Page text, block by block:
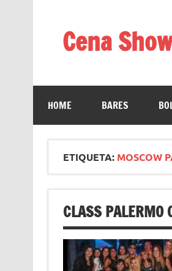
Cena
HOME BARES
ETIQUETA: MOSCOW
CLASS PALERMO